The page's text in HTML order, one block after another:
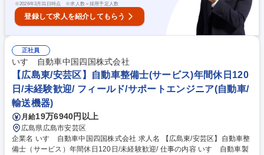
展・技術革新に貢献/シニコン以上
※2026年3月31日時点 ※求人数＝採用予定人数
登録して求人を紹介してもらう
正社員
いすゞ自動車中国四国株式会社
【広島東/安芸区】自動車整備士(サービス)年間休日120
日/未経験歓迎/ フィールド/サポートエンジニア(自動車/
輸送機器)
月給19万6940円以上
広島県広島市安芸区
企業名 いすゞ自動車中国四国株式会社 求人名 【広島東/安芸区】自動車整
備士（サービス）年間休日120日/未経験歓迎/ 仕事の内容 いすゞ自動車製